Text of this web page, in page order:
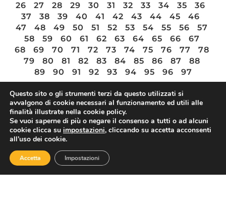
26
27 28 29 30 31 32 33 34 35
36
37
38 39 40 41 42 43 44 45
46
47
48 49 50 51 52 53 54 55 56
57
58
59 60 61 62 63 64 65 66
67
68
69 70 71 72 73 74 75 76 77
78
79
80 81 82 83 84 85 86 87
88
89
90 91 92 93 94 95 96 97
ASSOTURISMO
Questo sito o gli strumenti terzi da questo utilizzati si
avvalgono di cookie necessari al funzionamento ed utili alle
finalità illustrate nella cookie policy.
Se vuoi saperne di più o negare il consenso a tutti o ad alcuni
cookie clicca su impostazioni, cliccando su accetta acconsenti
all’uso dei cookie.
Accetta Impostazioni